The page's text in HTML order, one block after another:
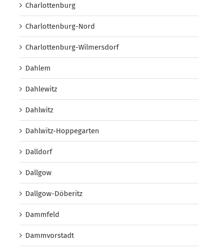
Charlottenburg
Charlottenburg-Nord
Charlottenburg-Wilmersdorf
Dahlem
Dahlewitz
Dahlwitz
Dahlwitz-Hoppegarten
Dalldorf
Dallgow
Dallgow-Döberitz
Dammfeld
Dammvorstadt